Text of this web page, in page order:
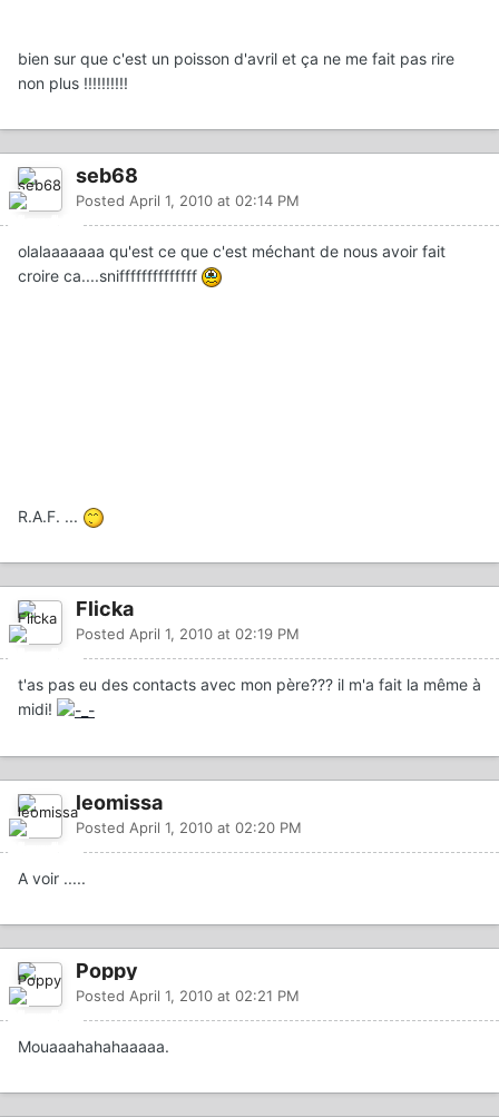
bien sur que c'est un poisson d'avril et ça ne me fait pas rire
non plus !!!!!!!!!!
seb68
Posted April 1, 2010 at 02:14 PM
olalaaaaaaa qu'est ce que c'est méchant de nous avoir fait
croire ca....sniffffffffffffff
R.A.F. ...
Flicka
Posted April 1, 2010 at 02:19 PM
t'as pas eu des contacts avec mon père??? il m'a fait la même à
midi!
leomissa
Posted April 1, 2010 at 02:20 PM
A voir .....
Poppy
Posted April 1, 2010 at 02:21 PM
Mouaaahahahaaaaa.